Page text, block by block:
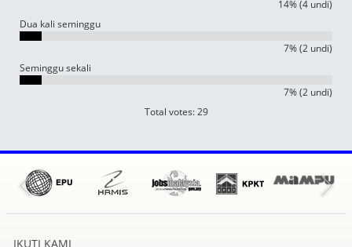
14% (4 undi)
Dua kali seminggu
7% (2 undi)
Seminggu sekali
7% (2 undi)
Total votes: 29
IKUTI KAMI